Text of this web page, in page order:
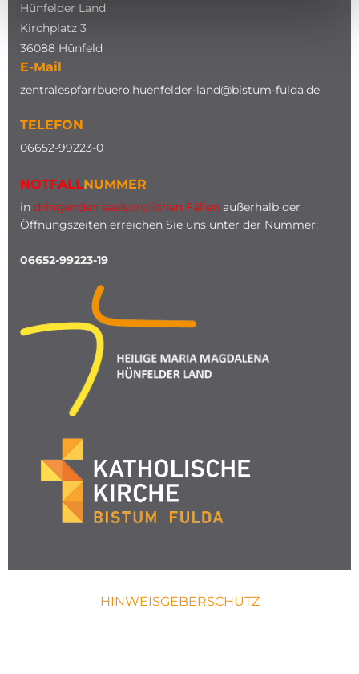
Hünfelder Land
Kirchplatz 3
36088 Hünfeld
E-Mail
zentralespfarrbuero.huenfelder-land@bistum-fulda.de
TELEFON
06652-99223-0
NOTFALLNUMMER
in dringenden seelsorglichen Fällen außerhalb der
Öffnungszeiten erreichen Sie uns unter der Nummer:
06652-99223-19
HINWEISGEBERSCHUTZ